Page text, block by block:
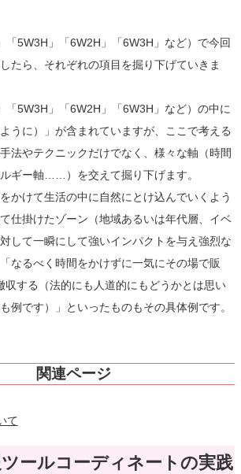
「5W3H」「6W2H」「6W3H」など）で今回
たら、それぞれの項目を掘り下げていきま
「5W3H」「6W2H」「6W3H」など）の中に
うに）」が含まれていますが、ここで考える
手法やテクニックだけでなく、様々な軸（時間
ギー軸……）を交えて掘り下げます。
かけて生活の中に自然にとけ込んでいくよう
仕掛けたゾーン（地域あるいは年代層、イベ
して一瞬にして強いインパクトを与え強烈な
なるべく時間をかけずに一気にその場で販
収する（法的にも人道的にもどうかとは思い
例です）」といったものもその具体例です。
関連ページ
て
ールコーディネートの実践